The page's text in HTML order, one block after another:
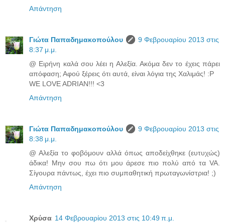
Απάντηση
Γιώτα Παπαδημακοπούλου
9 Φεβρουαρίου 2013 στις
8:37 μ.μ.
@ Ειρήνη καλά σου λέει η Αλεξία. Ακόμα δεν το έχεις πάρει
απόφαση; Αφού ξέρεις ότι αυτά, είναι λόγια της Χαλιμάς! :P
WE LOVE ADRIAN!!! <3
Απάντηση
Γιώτα Παπαδημακοπούλου
9 Φεβρουαρίου 2013 στις
8:38 μ.μ.
@ Αλεξία το φοβόμουν αλλά όπως αποδείχθηκε (ευτυχώς)
άδικα! Μην σου πω ότι μου άρεσε πιο πολύ από τα VA.
Σίγουρα πάντως, έχει πιο συμπαθητική πρωταγωνίστρια! ;)
Απάντηση
Χρύσα 14 Φεβρουαρίου 2013 στις 10:49 π.μ.